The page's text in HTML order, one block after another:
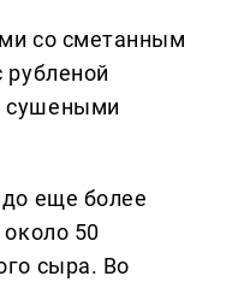
со сметанным
сушеными
еще более
50
сыра. Во